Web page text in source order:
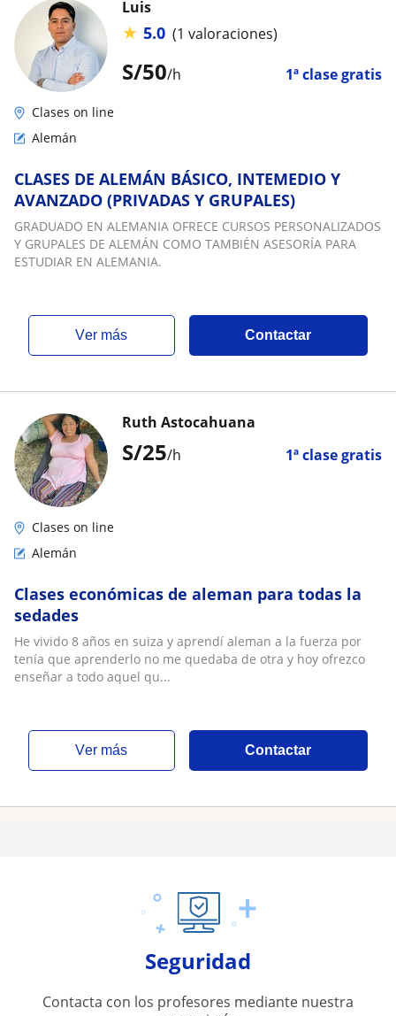
S/50/h 1ª clase gratis
Luis
★ 5.0 (1 valoraciones)
Clases on line
Alemán
CLASES DE ALEMÁN BÁSICO, INTEMEDIO Y
AVANZADO (PRIVADAS Y GRUPALES)
GRADUADO EN ALEMANIA OFRECE CURSOS PERSONALIZADOS
Y GRUPALES DE ALEMÁN COMO TAMBIÉN ASESORÍA PARA
ESTUDIAR EN ALEMANIA.
ver más Contactar
S/25/h 1ª clase gratis
Ruth Astocahuana
Clases on line
Alemán
Clases económicas de aleman para todas la
sedades
He vivido 8 años en suiza y aprendí aleman a la fuerza por
tenía que aprenderlo no me quedaba de otra y hoy ofrezco
enseñar a todo aquel qu...
ver más Contactar
Seguridad
Contacta con los profesores mediante nuestra